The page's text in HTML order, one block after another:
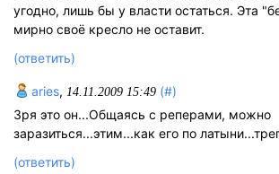
угодно, лишь бы у власти остаться. Эта
мирно своё кресло не оставит.
(ответить)
aries, 14.11.2009 15:49 (#)
Зря это он...Общаясь с реперами, можно
заразиться...этим...как его по
(ответить)